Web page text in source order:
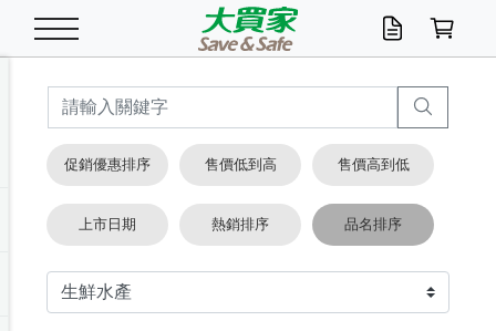
米/五穀/濃湯 米/糙米
五穀/南北貨
湯類/湯塊
油/調味料
食用油
醬油.油膏.蠔油
泡麵 / 麵條
包麵
碗麵/義大利麵
麵條/快煮麵/米粉
魚罐
醬菜/玉米罐
休閒零嘴 初一十五拜拜懶
零嘴
堅果/海苔
美味餅乾
餅乾
糕餅/點心
糖果/巧克力
糖果/蜜餞/果凍
巧克力
茶飲料
果汁咖啡
碳酸/礦泉水
養生保健/常備品 雞精/飲品
機能保健
奶粉/穀麥片
奶粉
麥片/玉米片
沖調穀粉/隨手包
特色茶品
綠茶
紅茶
奶茶/花草茶
即溶咖啡
咖啡豆/粉/濾掛
可可/糖/奶精
沐浴乳香皂 沐浴乳
香皂/洗手乳
美髮造型
洗髮/護髮
造型髮品
口腔清潔
牙 刷
牙膏/漱口水
潔顏產品
卸妝/粉刺調理
臉部保養
面/眼膜
鍋具/飲水/廚房 鍋具/餐具
保鮮/微波
掃除用具/照明/五金
掃除/清潔用具
洗衣/曬衣用具
電池/延長線
傢飾/收納/衛浴
寢具/家具
收納用品
衛浴/毛巾
寵物食品
寵物清潔/百貨
衛生紙/濕巾 抽取衛生紙/濕巾
廚房紙巾/平版/
箱購免運區
衣物清潔
洗衣精
洗衣粉/皂
漂白水/柔軟精
居家清潔
廚房/餐具清潔
浴廁/水管清潔
居家清潔/除濕芳
衛生棉
箱購免運區
嬰兒尿布
成人紙尿褲
廚房家電 料理鍋具
烤箱/微波/電磁爐
快煮壺/烘碗機
季節家電
除濕/清淨機
風扇/防蚊家電
生活家電
除塵家電
美容家電
電腦周邊
數位週邊
手機/平板周邊
文具/辦公用品 文具用品
辦公文具/收納
玩具/擺設小物
汽機車百貨
機車/腳踏車百貨
汽車百貨
休閒/運動
戶外/休閒用品
健身/按摩/瑜珈
測量/護具/其他
服飾內著
配件
男/女/機能包
冷凍免運 生鮮食品
調理食品
箱購免運
食品免運
清潔用品免運
居家/汽百用品
主題專區
季節活動
店長推薦
這夏不怕熱
促銷優惠排序 售價低到高 售價高到低
上市日期 熱銷排序 品名排序